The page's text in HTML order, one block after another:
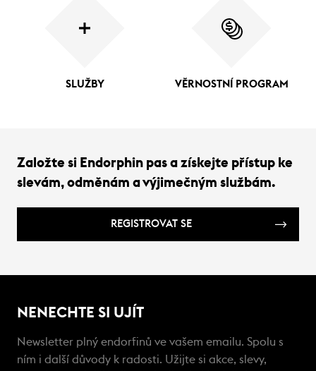
SLUŽBY VĚRNOSTNÍ PROGRAM
Založte si Endorphin pas a získejte přístup ke
slevám, odměnám a výjimečným službám.
REGISTROVAT SE
NENECHTE SI UJÍT
Newsletter plný endorfinů ve vašem emailu. Spolu s
ním i další důvody k radosti. Užijte si akce, slevy,